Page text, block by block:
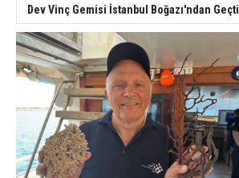
Dev Vinç Gemisi İstanbul Boğazı'ndan Geçti